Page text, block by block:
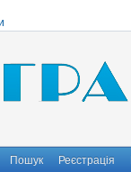
Пошук Реєстрація